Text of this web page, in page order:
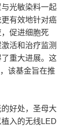
光敏染料一起
有效地针对癌
促进细胞死
活和治疗监测
重大进展。这
该基金旨在推
好处，圣母大
入的无线LED